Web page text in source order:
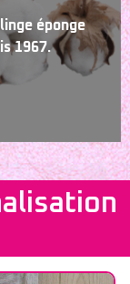
éponge
1967.